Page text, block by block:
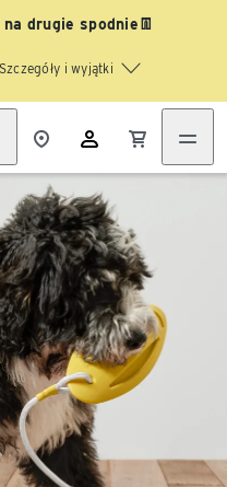
drugie spodnie👖
Szczegóły i wyjątki